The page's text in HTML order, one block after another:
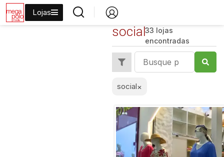
Lojas
social33 lojas
encontradas
social×